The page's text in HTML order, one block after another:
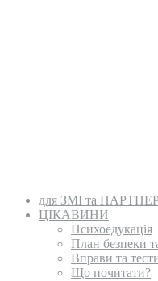
для ЗМІ та
ЦІКАВИНИ
Психоедукація
План безпеки
Вправи та
Що почитати?